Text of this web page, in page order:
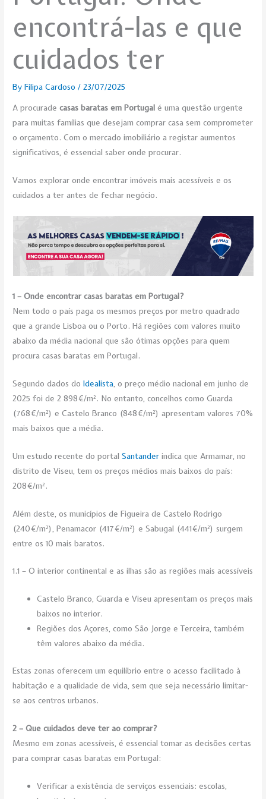
encontrá-las e que
cuidados ter
ByFilipa Cardoso/23/07/2025
A procurade casas baratas em Portugal é uma questão urgente
para muitas famílias que desejam comprar casa sem comprometer
o orçamento. Com o mercado imobiliário a registar aumentos
significativos, é essencial saber onde procurar.
Vamos explorar onde encontrar imóveis mais acessíveis e os
cuidados a ter antes de fechar negócio.
1 – Onde encontrar casas baratas em Portugal?
Nem todo o país paga os mesmos preços por metro quadrado
que a grande Lisboa ou o Porto. Há regiões com valores muito
abaixo da média nacional que são ótimas opções para quem
procura casas baratas em Portugal.
Segundo dados doIdealista, o preço médio nacional em junho de
2025 foi de 2 898 €/m². No entanto, concelhos como Guarda
(768 €/m²) e Castelo Branco (848 €/m²) apresentam valores 70%
mais baixos que a média.
Um estudo recente do portalSantander indica que Armamar, no
distrito de Viseu, tem os preços médios mais baixos do país:
208 €/m².
Além deste, os municípios de Figueira de Castelo Rodrigo
(240 €/m²), Penamacor (417 €/m²) e Sabugal (441 €/m²) surgem
entre os 10 mais baratos.
1.1 – O interior continental e as ilhas são as regiões mais acessíveis
Castelo Branco, Guarda e Viseu apresentam os preços mais
baixos no interior.
Regiões dos Açores, como São Jorge e Terceira, também
têm valores abaixo da média.
Estas zonas oferecem um equilíbrio entre o acesso facilitado à
habitação e a qualidade de vida, sem que seja necessário limitar-
se aos centros urbanos.
2 – Que cuidados deve ter ao comprar?
Mesmo em zonas acessíveis, é essencial tomar as decisões certas
para comprar casas baratas em Portugal:
Verificar a existência de serviços essenciais: escolas,